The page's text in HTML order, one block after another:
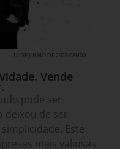
12 DE JULHO DE 2026 08H00
Vende
pode ser
deixou de ser
Este
mais valiosas